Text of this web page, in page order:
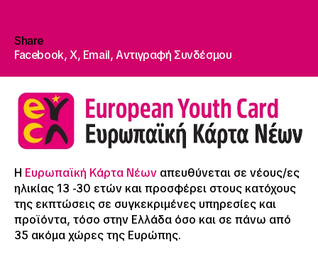
Share
Facebook,X, Email,Αντιγραφή Συνδέσμου
Η Ευρωπαϊκή Κάρτα Νέων απευθύνεται σε νέους/ες
ηλικίας 13 -30 ετών και προσφέρει στους κατόχους
της εκπτώσεις σε συγκεκριμένες υπηρεσίες και
προϊόντα, τόσο στην Ελλάδα όσο και σε πάνω από
35 ακόμα χώρες της Ευρώπης.